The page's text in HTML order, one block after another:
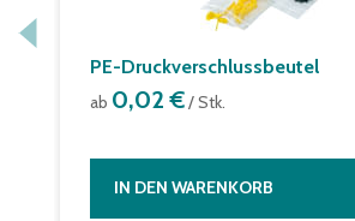
PE-Druckverschlussbeutel
ab 0,02 €/ Stk.
IN DEN WARENKORB